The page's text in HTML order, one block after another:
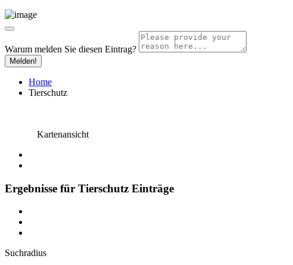
Warum melden Sie diesen Eintrag?
Melden!
Home
Tierschutz
Kartenansicht
Ergebnisse für Tierschutz Einträge
Suchradius